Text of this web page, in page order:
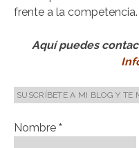
frente a la competencia.
Aquí puedes
Nombre *